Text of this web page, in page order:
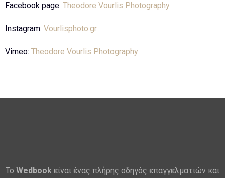
Facebook page: Theodore Vourlis Photography
Instagram: Vourlisphoto.gr
Vimeo: Theodore Vourlis Photography
Το Wedbook είναι ένας πλήρης οδηγός επαγγελματιών και